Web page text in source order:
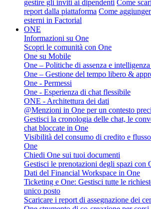
gestire gli inviti ai dipendenti Come
report dalla piattaforma Come
esterni in Factorial
ONE
Informazioni su One
Scopri le comunità con One
One su Mobile
One – Politiche di assenza e intelligenza
One – Gestione del tempo libero &
One - Permessi
One - Esperienza di chat flessibile
ONE - Architettura dei dati
@Menzioni in One per un contesto
Gestisci la cronologia delle chat, le
chat bloccate in One
Visibilità del consumo di credito e
One
Chiedi One sui tuoi documenti
Gestisci le prenotazioni degli spazi con
Dati del Financial Workspace in One
Ticketing e One: Gestisci tutte le
unico posto
Scaricare i report di assegnazione dei